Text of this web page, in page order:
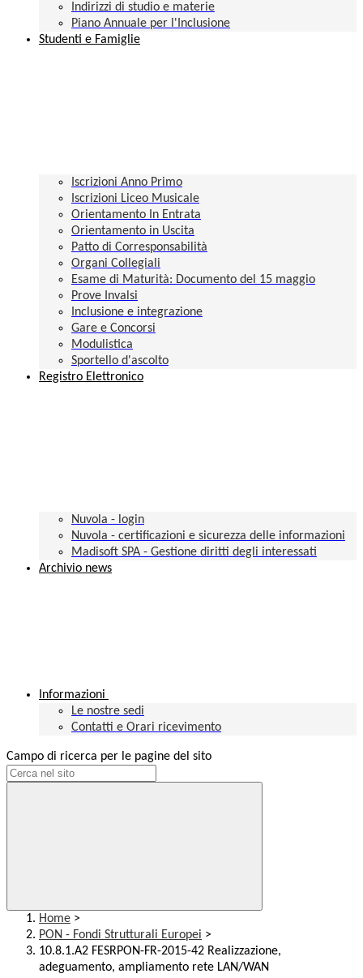
Indirizzi di studio e materie
Piano Annuale per l'Inclusione
Studenti e Famiglie
Iscrizioni Anno Primo
Iscrizioni Liceo Musicale
Orientamento In Entrata
Orientamento in Uscita
Patto di Corresponsabilità
Organi Collegiali
Esame di Maturità: Documento del 15 maggio
Prove Invalsi
Inclusione e integrazione
Gare e Concorsi
Modulistica
Sportello d'ascolto
Registro Elettronico
Nuvola - login
Nuvola - certificazioni e sicurezza delle informazioni
Madisoft SPA - Gestione diritti degli interessati
Archivio news
Informazioni
Le nostre sedi
Contatti e Orari ricevimento
Campo di ricerca per le pagine del sito
Home >
PON - Fondi Strutturali Europei >
10.8.1.A2 FESRPON-FR-2015-42 Realizzazione,
adeguamento, ampliamento rete LAN/WAN